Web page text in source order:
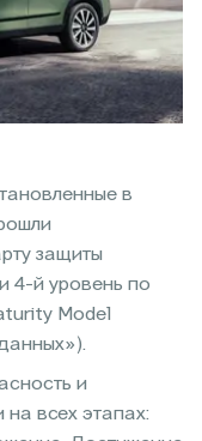
в
защиты
4-й уровень по
Model
и
всех этапах: